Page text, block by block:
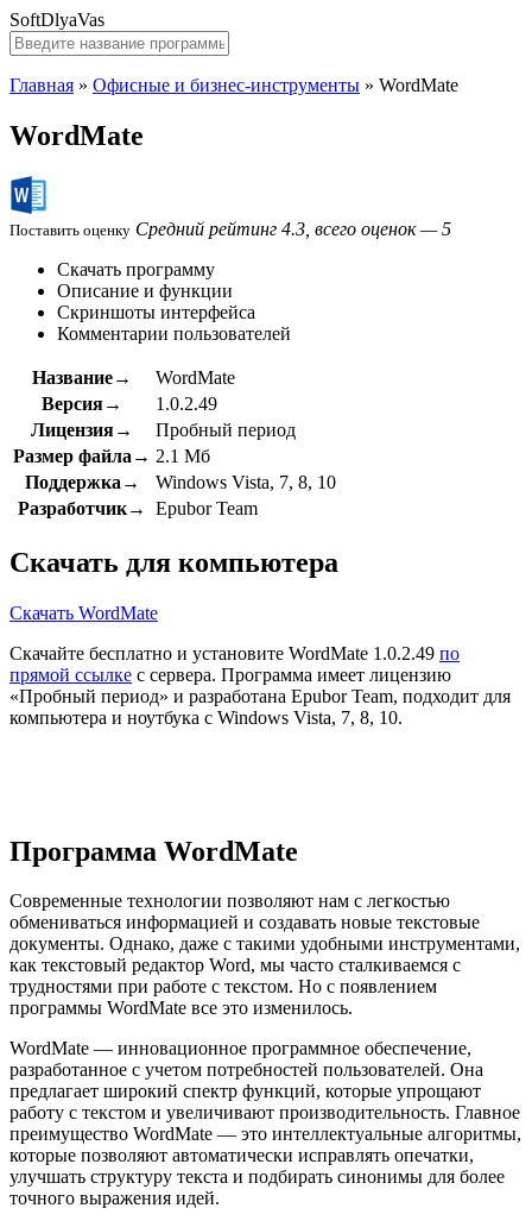
SoftDlyaVas
Главная » Офисные и бизнес-инструменты » WordMate
WordMate
Поставить оценку Средний рейтинг 4.3, всего оценок — 5
Скачать программу
Описание и функции
Скриншоты интерфейса
Комментарии пользователей
Название→
WordMate
Версия→
1.0.2.49
Лицензия→
Пробный период
Размер файла→ 2.1 Мб
Поддержка→
Windows Vista, 7, 8, 10
Разработчик→
Epubor Team
Скачать для компьютера
Скачать WordMate
Скачайте бесплатно и установите WordMate 1.0.2.49 по
прямой ссылке с сервера. Программа имеет лицензию
«Пробный период» и разработана Epubor Team, подходит для
компьютера и ноутбука с Windows Vista, 7, 8, 10.
Программа WordMate
Современные технологии позволяют нам с легкостью
обмениваться информацией и создавать новые текстовые
документы. Однако, даже с такими удобными инструментами,
как текстовый редактор Word, мы часто сталкиваемся с
трудностями при работе с текстом. Но с появлением
программы WordMate все это изменилось.
WordMate — инновационное программное обеспечение,
разработанное с учетом потребностей пользователей. Она
предлагает широкий спектр функций, которые упрощают
работу с текстом и увеличивают производительность. Главное
преимущество WordMate — это интеллектуальные алгоритмы,
которые позволяют автоматически исправлять опечатки,
улучшать структуру текста и подбирать синонимы для более
точного выражения идей.